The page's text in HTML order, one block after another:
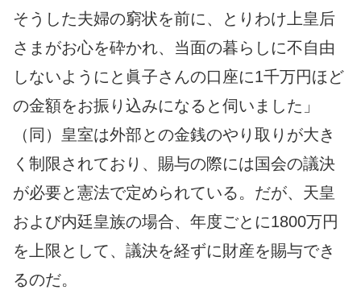
そうした夫婦の窮状を前に、とりわけ上皇后
さまがお心を砕かれ、当面の暮らしに不自由
しないようにと眞子さんの口座に1千万円ほど
の金額をお振り込みになると伺いました」
（同）皇室は外部との金銭のやり取りが大き
く制限されており、賜与の際には国会の議決
が必要と憲法で定められている。だが、天皇
および内廷皇族の場合、年度ごとに1800万円
を上限として、議決を経ずに財産を賜与でき
るのだ。